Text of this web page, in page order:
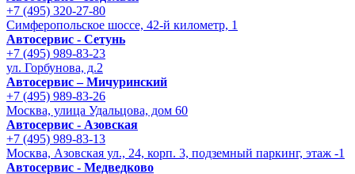
+7 (495) 320-27-80
Симферопольское шоссе, 42-й километр, 1
Автосервис - Сетунь
+7 (495) 989-83-23
ул. Горбунова, д.2
Автосервис – Мичуринский
+7 (495) 989-83-26
Москва, улица Удальцова, дом 60
Автосервис - Азовская
+7 (495) 989-83-13
Москва, Азовская ул., 24, корп. 3, подземный паркинг, этаж -1
Автосервис - Медведково